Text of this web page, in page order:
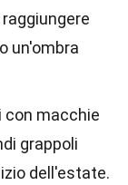
un'ombra
con macchie
grappoli
dell'estate.